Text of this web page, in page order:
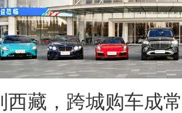
西藏，跨城购车成